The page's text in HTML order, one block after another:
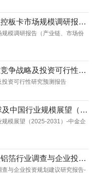
2025-2031全球与中国液晶显示主控板卡市场规模调研报告（产业链、市场份额、主要厂商及...
模调研报告（产业链、市场份
2025-2031年保险丝行业重点企业竞争战略及投资可行性研究预测报告
资可行性研究预测报告
混合信号芯片市场调研报告，全球及中国行业规模展望（2025-2031）-中金企信发布
模展望（2025-2031）-中金企
2025-2031年全球与中国导电涂碳铝箔行业调查与企业投资规划建议研究报告-中金企信发布...
与企业投资规划建议研究报告-